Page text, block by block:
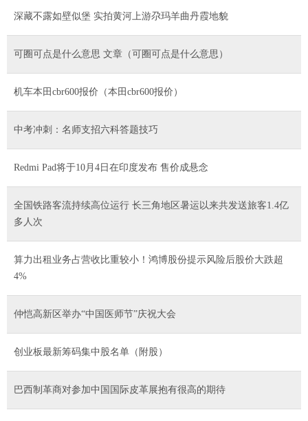
深藏不露如壁似堡 实拍黄河上游尕玛羊曲丹霞地貌
可圈可点是什么意思 文章（可圈可点是什么意思）
机车本田cbr600报价（本田cbr600报价）
中考冲刺：名师支招六科答题技巧
Redmi Pad将于10月4日在印度发布 售价成悬念
全国铁路客流持续高位运行 长三角地区暑运以来共发送旅客1.4亿
多人次
算力出租业务占营收比重较小！鸿博股份提示风险后股价大跌超
4%
仲恺高新区举办“中国医师节”庆祝大会
创业板最新筹码集中股名单（附股）
巴西制革商对参加中国国际皮革展抱有很高的期待